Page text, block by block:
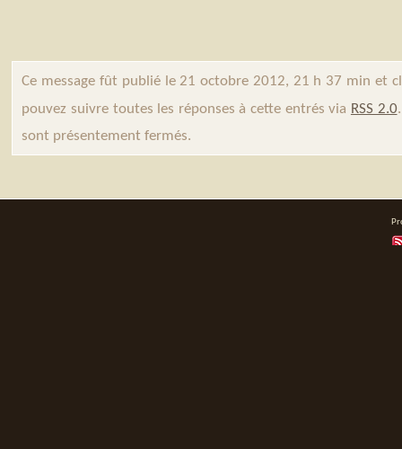
Ce message fût publié le 21 octobre 2012, 21 h 37 min et
pouvez suivre toutes les réponses à cette entrés via RSS 2.0
sont présentement fermés.